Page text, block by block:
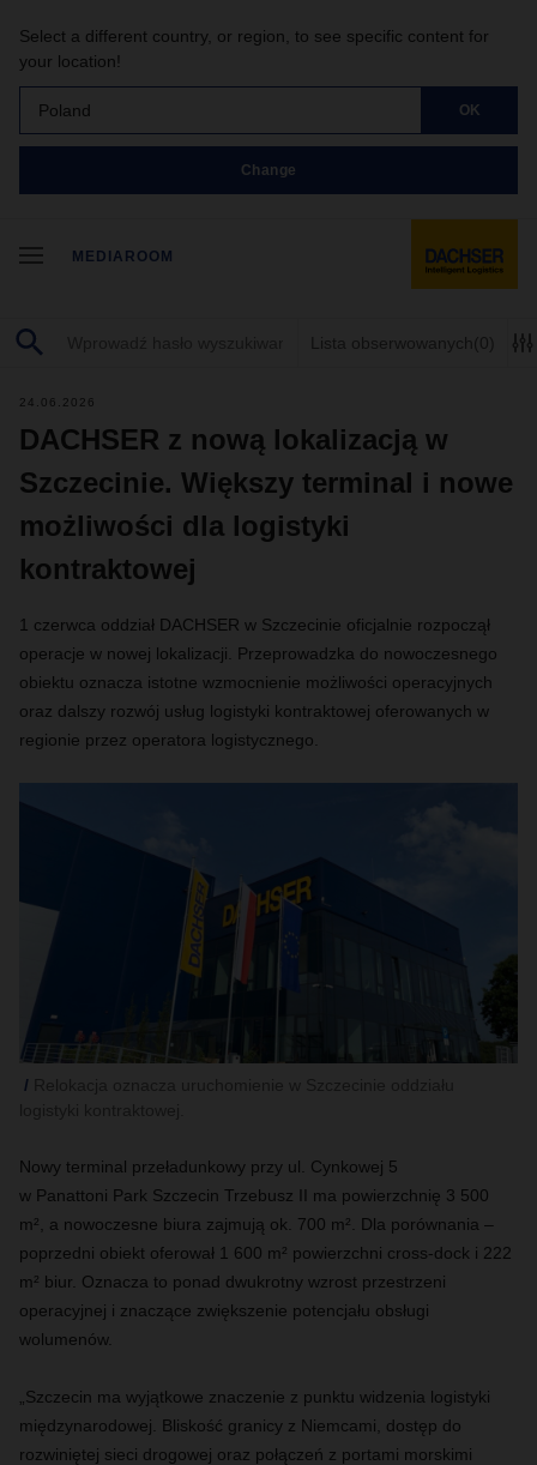
Select a different country, or region, to see specific content for
your location!
Poland OK
Change
MEDIAROOM
Lista obserwowanych (0)
24.06.2026
DACHSER z nową lokalizacją w
Szczecinie. Większy terminal i nowe
możliwości dla logistyki
kontraktowej
1 czerwca oddział DACHSER w Szczecinie oficjalnie rozpoczął
operacje w nowej lokalizacji. Przeprowadzka do nowoczesnego
obiektu oznacza istotne wzmocnienie możliwości operacyjnych
oraz dalszy rozwój usług logistyki kontraktowej oferowanych w
regionie przez operatora logistycznego.
Nowy terminal przeładunkowy przy ul. Cynkowej 5
w Panattoni Park Szczecin Trzebusz II ma powierzchnię 3 500
m², a nowoczesne biura zajmują ok. 700 m². Dla porównania –
poprzedni obiekt oferował 1 600 m² powierzchni cross-dock i 222
m² biur. Oznacza to ponad dwukrotny wzrost przestrzeni
operacyjnej i znaczące zwiększenie potencjału obsługi
wolumenów.
„Szczecin ma wyjątkowe znaczenie z punktu widzenia logistyki
międzynarodowej. Bliskość granicy z Niemcami, dostęp do
rozwiniętej sieci drogowej oraz połączeń z portami morskimi